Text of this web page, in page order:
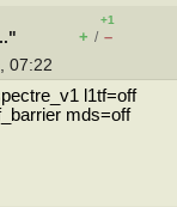
+1
+ / –
07:22
l1tf=off
mds=off